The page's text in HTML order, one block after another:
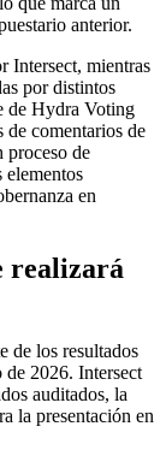
anterior.
Intersect, mientras
por distintos
de Hydra Voting
de comentarios de
de
elementos
en
realizará
de los resultados
2026. Intersect
auditados, la
la presentación en